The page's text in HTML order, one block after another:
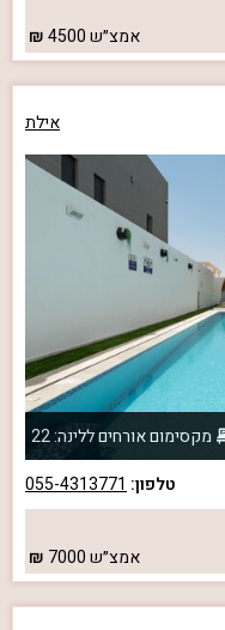
אמצ״ש4500
אילת
מקסימום אורחים ללינה: 22
טלפון: 055-4313771
אמצ״ש7000